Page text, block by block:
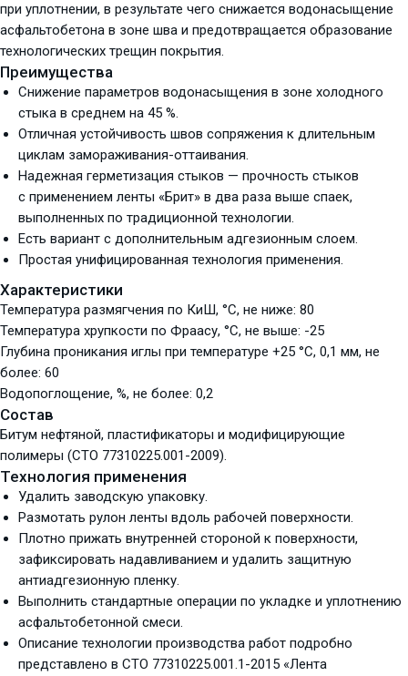
при уплотнении, в результате чего снижается водонасыщение
асфальтобетона в зоне шва и предотвращается образование
технологических трещин покрытия.
Преимущества
Снижение параметров водонасыщения в зоне холодного
стыка в среднем на 45 %.
Отличная устойчивость швов сопряжения к длительным
циклам замораживания-оттаивания.
Надежная герметизация стыков — прочность стыков
с применением ленты «Брит» в два раза выше спаек,
выполненных по традиционной технологии.
Есть вариант с дополнительным адгезионным слоем.
Простая унифицированная технология применения.
Характеристики
Температура размягчения по КиШ, °С, не ниже: 80
Температура хрупкости по Фраасу, °С, не выше: -25
Глубина проникания иглы при температуре +25 °С, 0,1 мм, не
более: 60
Водопоглощение, %, не более: 0,2
Состав
Битум нефтяной, пластификаторы и модифицирующие
полимеры (СТО 77310225.001-2009).
Технология применения
Удалить заводскую упаковку.
Размотать рулон ленты вдоль рабочей поверхности.
Плотно прижать внутренней стороной к поверхности,
зафиксировать надавливанием и удалить защитную
антиадгезионную пленку.
Выполнить стандартные операции по укладке и уплотнению
асфальтобетонной смеси.
Описание технологии производства работ подробно
представлено в СТО 77310225.001.1-2015 «Лента